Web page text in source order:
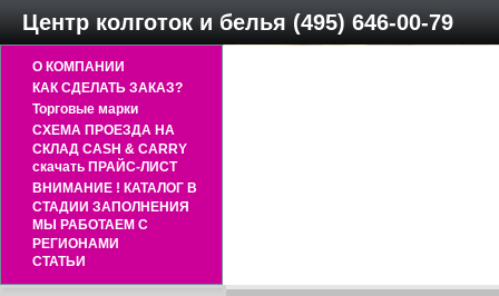
Центр колготок и белья (495) 646-00-79
О КОМПАНИИ
КАК СДЕЛАТЬ ЗАКАЗ?
Торговые марки
СХЕМА ПРОЕЗДА НА
СКЛАД CASH & CARRY
скачать ПРАЙС-ЛИСТ
ВНИМАНИЕ ! КАТАЛОГ В
СТАДИИ ЗАПОЛНЕНИЯ
МЫ РАБОТАЕМ С
РЕГИОНАМИ
СТАТЬИ